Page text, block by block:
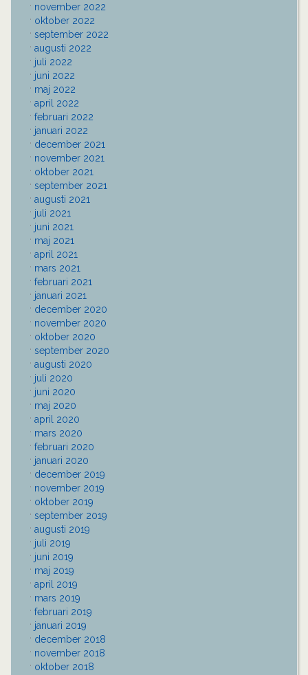
november 2022
oktober 2022
september 2022
augusti 2022
juli 2022
juni 2022
maj 2022
april 2022
februari 2022
januari 2022
december 2021
november 2021
oktober 2021
september 2021
augusti 2021
juli 2021
juni 2021
maj 2021
april 2021
mars 2021
februari 2021
januari 2021
december 2020
november 2020
oktober 2020
september 2020
augusti 2020
juli 2020
juni 2020
maj 2020
april 2020
mars 2020
februari 2020
januari 2020
december 2019
november 2019
oktober 2019
september 2019
augusti 2019
juli 2019
juni 2019
maj 2019
april 2019
mars 2019
februari 2019
januari 2019
december 2018
november 2018
oktober 2018